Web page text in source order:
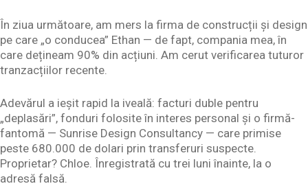
În ziua următoare, am mers la firma de construcții și design
pe care „o conducea” Ethan — de fapt, compania mea, în
care dețineam 90% din acțiuni. Am cerut verificarea tuturor
tranzacțiilor recente.
Adevărul a ieșit rapid la iveală: facturi duble pentru
„deplasări”, fonduri folosite în interes personal și o firmă-
fantomă — Sunrise Design Consultancy — care primise
peste 680.000 de dolari prin transferuri suspecte.
Proprietar? Chloe. Înregistrată cu trei luni înainte, la o
adresă falsă.